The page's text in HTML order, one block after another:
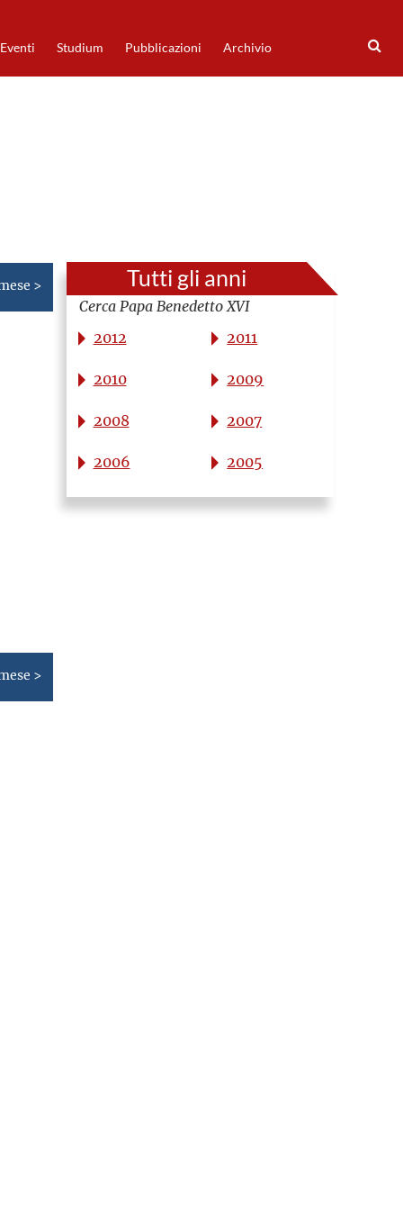
Eventi Studium Pubblicazioni Archivio
Tutti gli anni
Cerca Papa Benedetto XVI
2012
2011
2010 2009
2008 2007
2006 2005
>
>